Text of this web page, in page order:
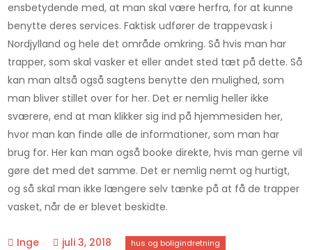
ensbetydende med, at man skal være herfra, for at kunne
benytte deres services. Faktisk udfører de trappevask i
Nordjylland og hele det område omkring. Så hvis man har
trapper, som skal vasker et eller andet sted tæt på dette. Så
kan man altså også sagtens benytte den mulighed, som
man bliver stillet over for her. Det er nemlig heller ikke
sværere, end at man klikker sig ind på hjemmesiden her,
hvor man kan finde alle de informationer, som man har
brug for. Her kan man også booke direkte, hvis man gerne vil
gøre det med det samme. Det er nemlig nemt og hurtigt,
og så skal man ikke længere selv tænke på at få de trapper
vasket, når de er blevet beskidte.
juli 3, 2018